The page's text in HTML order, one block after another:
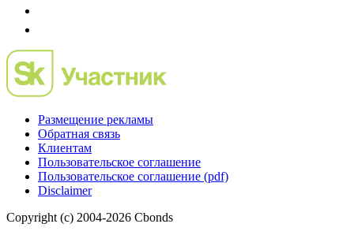
Размещение рекламы
Обратная связь
Пользовательское соглашение